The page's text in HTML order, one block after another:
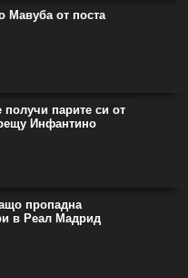
Мавуба от поста
парите си от
Инфантино
пропадна
в Реал Мадрид